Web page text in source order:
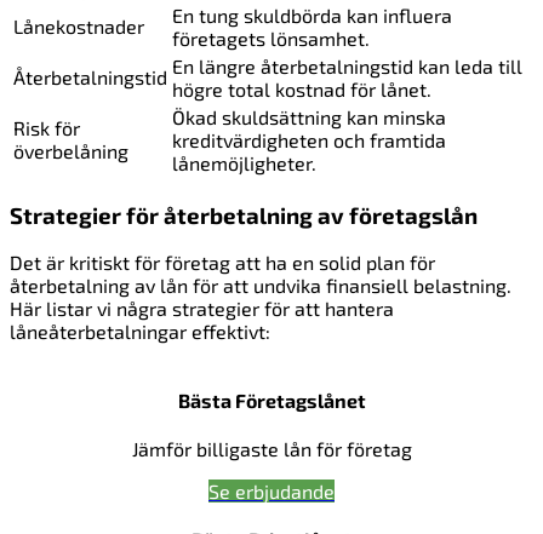
Lånekostnader
En tung skuldbörda kan influera
företagets lönsamhet.
Återbetalningstid En längre återbetalningstid kan leda till
högre total kostnad för lånet.
Risk för
överbelåning
Ökad skuldsättning kan minska
kreditvärdigheten och framtida
lånemöjligheter.
Strategier för återbetalning av företagslån
Det är kritiskt för företag att ha en solid plan för
återbetalning av lån för att undvika finansiell belastning.
Här listar vi några strategier för att hantera
låneåterbetalningar effektivt:
Bästa Företagslånet
Jämför billigaste lån för företag
Se erbjudande